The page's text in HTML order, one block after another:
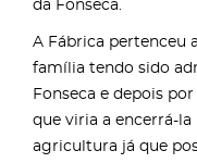
da Fonseca.
A Fábrica pertenceu
família tendo sido
Fonseca e depois
que viria a encerrá-la
agricultura já que